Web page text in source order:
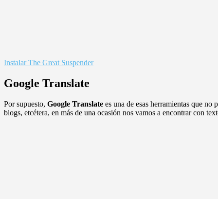
Instalar The Great Suspender
Google Translate
Por supuesto, Google Translate es una de esas herramientas que
blogs, etcétera, en más de una ocasión nos vamos a encontrar con